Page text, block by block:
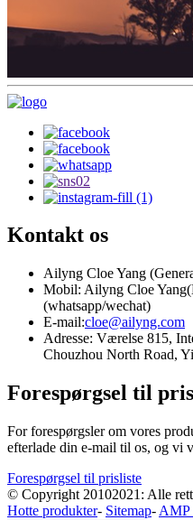
Kontakt os
Ailyng Cloe Yang
Mobil: Ailyng Cloe
(whatsapp/wechat)
E-mail:cloe@ailyng.com
Adresse: Værelse 815,
Chouzhou North Road,
Forespørgsel til
For forespørgsler om vores
efterlade din e-mail til os, og vi
Forespørgsel til prisliste
© Copyright 20102021: Alle
Hotte produkter- Sitemap- AMP